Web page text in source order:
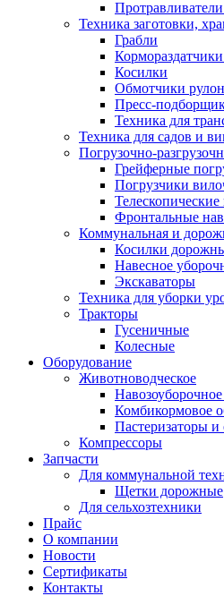
Протравливатели
Техника заготовки,
Грабли
Косилки
Обмотчики
Пресс-
Техника для
Техника для садов и
Погрузочно-
Грейферные
Погрузчики
Фронтальные
Коммунальная и
Косилки
Навесное
Экскаваторы
Техника для уборки
Тракторы
Гусеничные
Колесные
Оборудование
Животноводческое
Комбикормовое
Пастеризаторы и
Компрессоры
Запчасти
Для коммунальной
Щетки дорожные
Для сельхозтехники
Прайс
О компании
Новости
Сертификаты
Контакты